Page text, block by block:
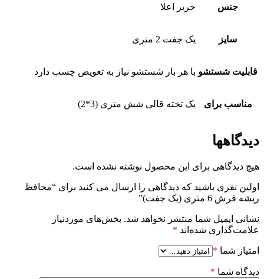
جنس حریر اعلا
سایز یک جفت 2 متری
قابلیت شستشو با هر بار شستشو نیاز به تعویض چسب دارد
مناسب برای یک تخته قالی شش متری (3*2)
دیدگاهها
هیچ دیدگاهی برای این محصول نوشته نشده است.
اولین نفری باشید که دیدگاهی را ارسال می کنید برای “محافظ
ریشه فرش 6 متری (یک جفت)”
نشانی ایمیل شما منتشر نخواهد شد. بخش‌های موردنیاز
علامت‌گذاری شده‌اند *
امتیاز شما *
دیدگاه شما *